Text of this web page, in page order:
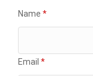
Name *
Email *